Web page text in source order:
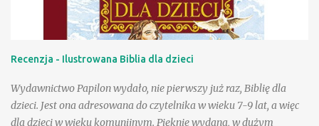
odbiorniki rzeszę wiernych małych fanów, a i dorośli chętnie
zerkają na jego przygody, w końcu to rzecz kultowa. Wydana
niedawno przez Egmont "Wielka księga opowieści" to
fantastyczna pozycja dla wielbicieli przygód Puchatka. W książce
same przygody to nowe teksty stworzone przez współczesnych
autorów ...
Recenzja - Ilustrowana Biblia dla dzieci
Wydawnictwo Papilon wydało, nie pierwszy już raz, Biblię dla
dzieci. Jest ona adresowana do czytelnika w wieku 7-9 lat, a więc
dla dzieci w wieku komunijnym. Pięknie wydana, w dużym